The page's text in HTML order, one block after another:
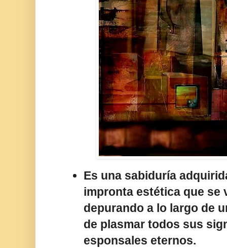
Es una sabiduría
impronta estética que se
depurando a lo largo de
de plasmar todos sus
esponsales eternos.